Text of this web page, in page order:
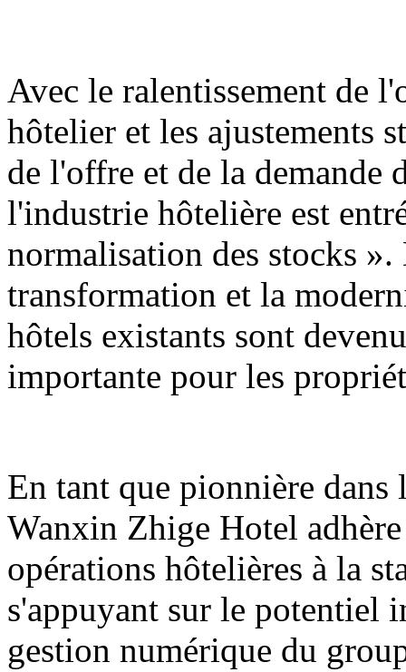
Avec le ralentissement de
hôtelier et les ajustements
de l'offre et de la
l'industrie hôtelière est
normalisation des stocks
transformation et la
hôtels existants sont
importante pour les
En tant que pionnière dans
Wanxin Zhige Hotel
opérations hôtelières à la
s'appuyant sur le potentiel
gestion numérique du